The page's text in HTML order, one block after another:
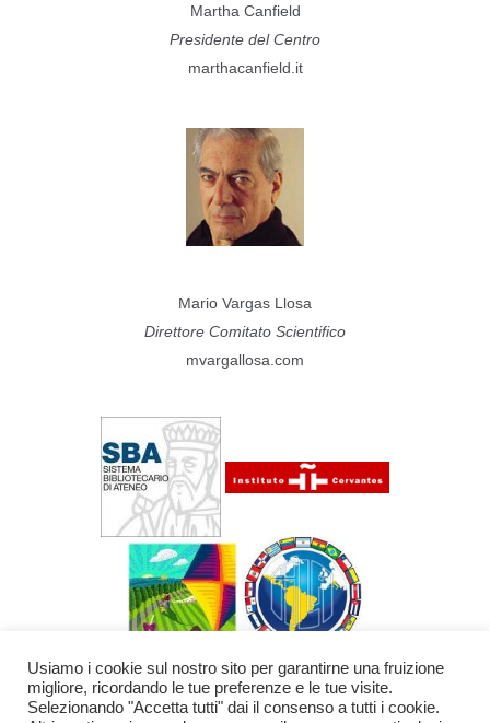
Martha Canfield
Presidente del Centro
marthacanfield.it
Mario Vargas Llosa
Direttore Comitato Scientifico
mvargallosa.com
Usiamo i cookie sul nostro sito per garantirne una fruizione
migliore, ricordando le tue preferenze e le tue visite.
Selezionando "Accetta tutti" dai il consenso a tutti i cookie.